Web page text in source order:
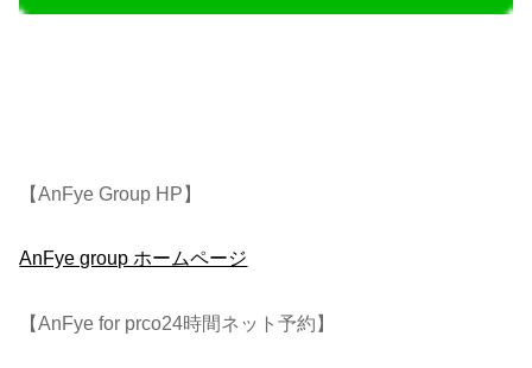
【AnFye Group HP】
AnFye group ホームページ
【AnFye for prco24時間ネット予約】